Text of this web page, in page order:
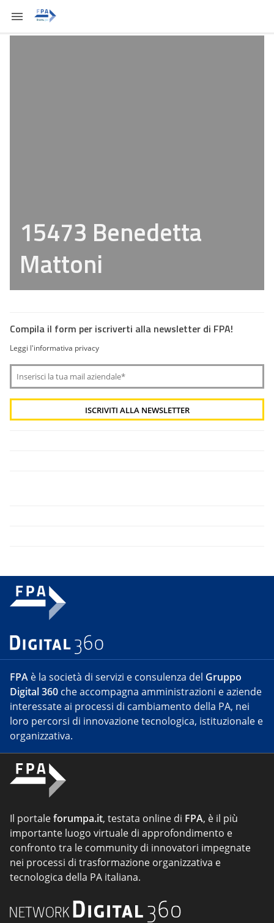
15473 Benedetta
Mattoni
Compila il form per iscriverti alla newsletter di FPA!
Leggi l'informativa privacy
FPA è la società di servizi e consulenza del Gruppo
Digital 360 che accompagna amministrazioni e aziende
interessate ai processi di cambiamento della PA, nei
loro percorsi di innovazione tecnologica, istituzionale e
organizzativa.
Il portaleforumpa.it, testata online di FPA, è il più
importante luogo virtuale di approfondimento e
confronto tra le community di innovatori impegnate
nei processi di trasformazione organizzativa e
tecnologica della PA italiana.